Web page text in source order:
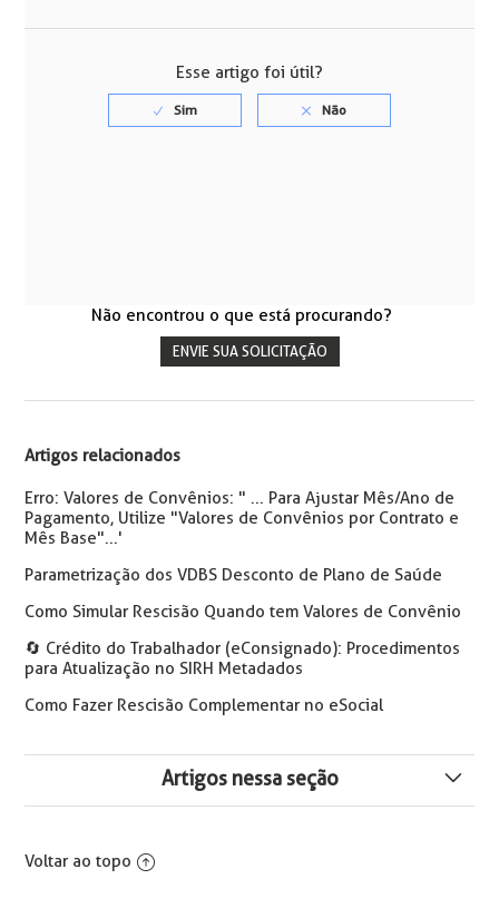
Esse artigo foi útil?
Não encontrou o que está procurando?
ENVIE SUA SOLICITAÇÃO
Artigos relacionados
Erro: Valores de Convênios: " ... Para Ajustar Mês/Ano de
Pagamento, Utilize "Valores de Convênios por Contrato e
Mês Base"...'
Parametrização dos VDBS Desconto de Plano de Saúde
Como Simular Rescisão Quando tem Valores de Convênio
🔄️ Crédito do Trabalhador (eConsignado): Procedimentos
para Atualização no SIRH Metadados
Como Fazer Rescisão Complementar no eSocial
Artigos nessa seção
Voltar ao topo